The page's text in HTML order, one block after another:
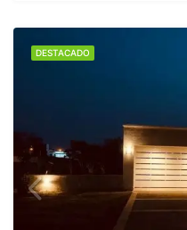
DESTACADO